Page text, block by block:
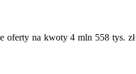
na kwoty 4 mln 558 tys.